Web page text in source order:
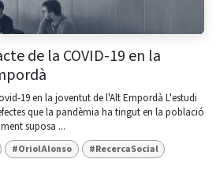
de la COVID-19 en la
19 en la joventut de l'Alt Empordà L'estudi
que la pandèmia ha tingut en la població
suposa ...
#OriolAlonso
#RecercaSocial